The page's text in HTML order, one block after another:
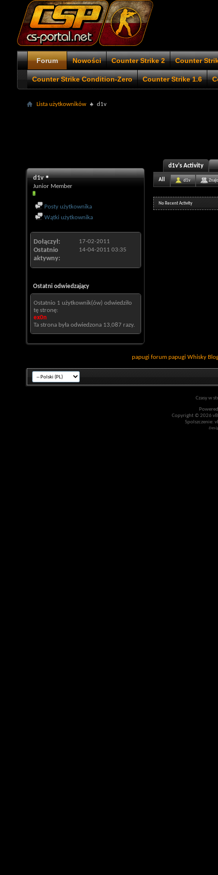
Forum Nowości Counter Strike 2 Counter
Counter Strike Condition-Zero Counter Strike 1.6
Lista użytkowników d1v
d1v
Junior Member
Posty użytkownika
Wątki użytkownika
Dołączył 17-02-2011
Ostatnio
aktywny
14-04-2011 03:35
Ostatni odwiedzający
Ostatnio 1 użytkownik(ów) odwiedziło
tę stronę:
ex0n
Ta strona była odwiedzona 13,087 razy.
d1v's Activity
All d1v
No Recent Activity
papugi forum papugi Whisky
Czasy w
Copyright © 2026
Spolszczenie: